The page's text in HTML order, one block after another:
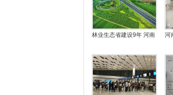
林业生态省建设9年 河南 河